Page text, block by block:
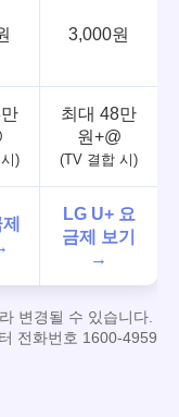
3,000원
)
최대 48만
원+@
(TV 결합 시)
LG U+ 요
금제 보기
→
변경될 수 있습니다.
전화번호 1600-4959